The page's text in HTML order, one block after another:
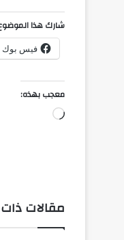
شارك هذا
فيس بوك
معجب بهذه:
جاري
مقالات